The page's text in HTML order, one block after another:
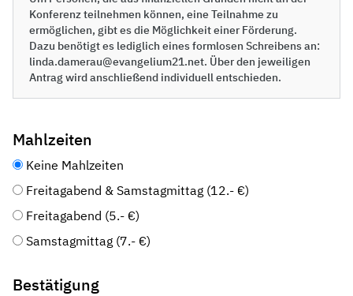
Konferenz teilnehmen können, eine Teilnahme zu
ermöglichen, gibt es die Möglichkeit einer Förderung.
Dazu benötigt es lediglich eines formlosen Schreibens an:
linda.damerau@evangelium21.net. Über den jeweiligen
Antrag wird anschließend individuell entschieden.
Mahlzeiten
Keine Mahlzeiten
Freitagabend & Samstagmittag (12.- €)
Freitagabend (5.- €)
Samstagmittag (7.- €)
Bestätigung